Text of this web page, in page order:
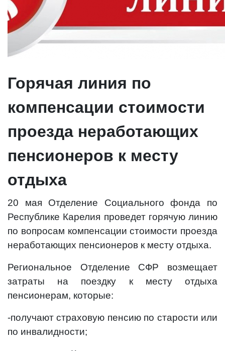
Горячая линия по
компенсации стоимости
проезда неработающих
пенсионеров к месту
отдыха
20 мая Отделение Социального фонда по
Республике Карелия проведет горячую линию
по вопросам компенсации стоимости проезда
неработающих пенсионеров к месту отдыха.
Региональное Отделение СФР возмещает
затраты на поездку к месту отдыха
пенсионерам, которые:
-получают страховую пенсию по старости или
по инвалидности;